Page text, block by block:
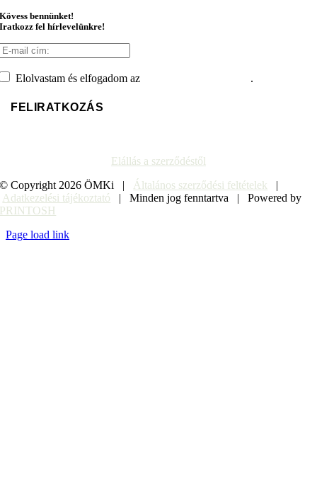
Kövess bennünket!
Iratkozz fel hírlevelünkre!
Elolvastam és elfogadom az .
Elállás a szerződéstől
© Copyright 2026 ÖMKi | Általános szerződési feltételek |
Adatkezelési tájékoztató | Minden jog fenntartva | Powered by
PRINTOSH
Page load link